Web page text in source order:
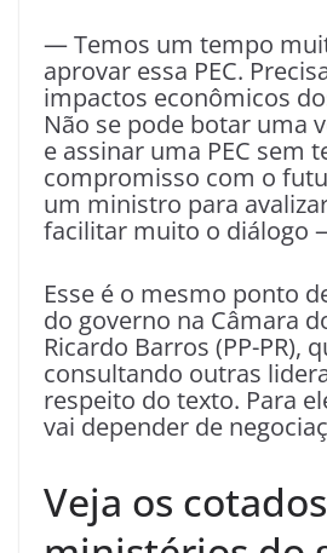
— Temos um tempo
aprovar essa PEC.
impactos econômicos
Não se pode botar uma
e assinar uma PEC sem
compromisso com o
um ministro para
facilitar muito o diálogo
Esse é o mesmo ponto
do governo na Câmara
Ricardo Barros (PP-PR),
consultando outras
respeito do texto. Para
vai depender de
Veja os